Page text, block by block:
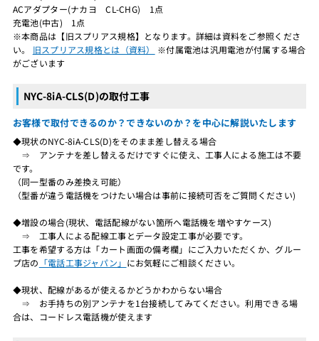
ACアダプター(ナカヨ CL-CHG) 1点
充電池(中古) 1点
※本商品は【旧スプリアス規格】となります。詳細は資料をご参照くださ
い。 旧スプリアス規格とは（資料）
※付属電池は汎用電池が付属する場合
がございます
NYC-8iA-CLS(D)の取付工事
お客様で取付できるのか？できないのか？を中心に解説いたします
◆現状のNYC-8iA-CLS(D)をそのまま差し替える場合
⇒ アンテナを差し替えるだけですぐに使え、工事人による施工は不要
です。
（同一型番のみ差換え可能）
（型番が違う電話機をつけたい場合は事前に接続可否をご質問ください)
◆増設の場合(現状、電話配線がない箇所へ電話機を増やすケース)
⇒ 工事人による配線工事とデータ設定工事が必要です。
工事を希望する方は「カート画面の備考欄」にご入力いただくか、グルー
プ店の 「電話工事ジャパン」 にお気軽にご相談ください。
◆現状、配線があるが使えるかどうかわからない場合
⇒ お手持ちの別アンテナを1台接続してみてください。利用できる場
合は、コードレス電話機が使えます